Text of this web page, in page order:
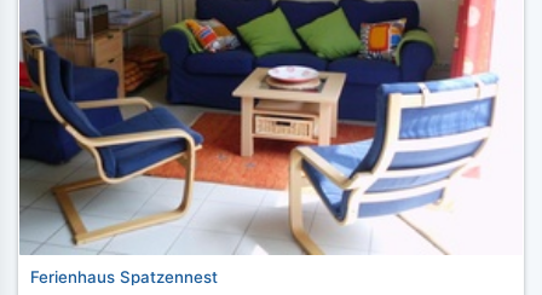
Ferienhaus Spatzennest